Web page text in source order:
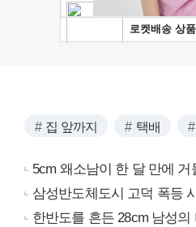
집 앞까지 택배
5cm 왜소남이 한 달 만에 거
삼성반도체도시 고덕 폭등
한반도를 흔든 28cm 남성의